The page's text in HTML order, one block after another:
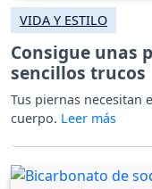
VIDA Y ESTILO
Consigue unas
sencillos trucos
Tus piernas necesitan
cuerpo.